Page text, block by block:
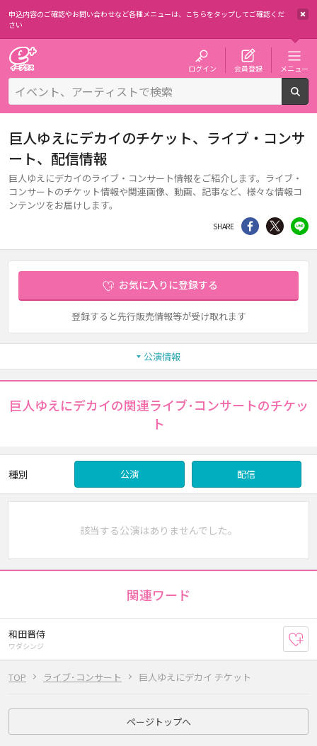
申込内容のご確認やお問い合わせなど各種メニューは、 こちらをタップしてご確認くだ
さい
ログイン 会員登録 メニュー
TOP ライブ･コンサート 巨人ゆえにデカイ チケット
巨人ゆえにデカイのチケット、ライブ・コンサ
ート、配信情報
巨人ゆえにデカイのライブ・コンサート情報をご紹介します。ライブ・
コンサートのチケット情報や関連画像、動画、記事など、様々な情報コ
ンテンツをお届けします。
SHARE シェア Twitter
お気に入りに登録する
登録すると先行販売情報等が受け取れます
公演情報
巨人ゆえにデカイの関連ライブ･コンサートのチケッ
ト
種別 公演 配信
該当する公演はありませんでした。
関連ワード
和田晋侍
ワダシンジ
ページトップへ